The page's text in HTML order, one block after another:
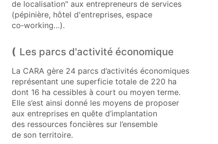
de localisation" aux entrepreneurs de services
(pépinière, hôtel d'entreprises, espace
co‑working…).
Les parcs d'activité économique
La CARA gère 24 parcs d’activités économiques
représentant une superficie totale de 220 ha
dont 16 ha cessibles à court ou moyen terme.
Elle s’est ainsi donné les moyens de proposer
aux entreprises en quête d’implantation
des ressources foncières sur l’ensemble
de son territoire.